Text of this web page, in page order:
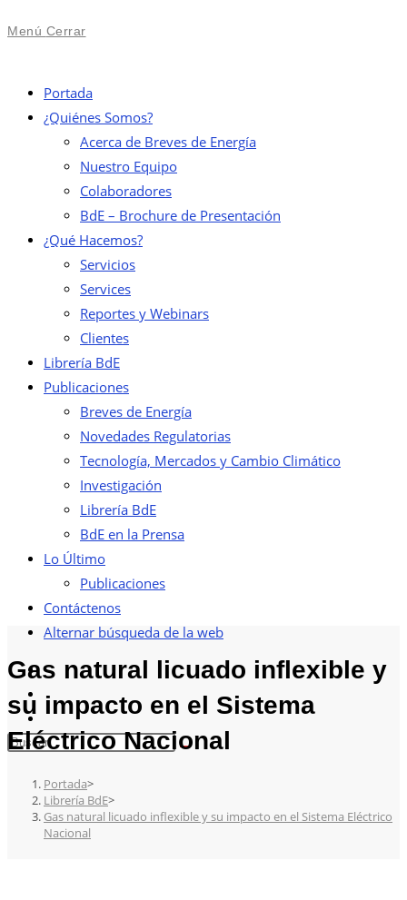
Menú Cerrar
Portada
¿Quiénes Somos?
Acerca de Breves de Energía
Nuestro Equipo
Colaboradores
BdE – Brochure de Presentación
¿Qué Hacemos?
Servicios
Services
Reportes y Webinars
Clientes
Librería BdE
Publicaciones
Breves de Energía
Novedades Regulatorias
Tecnología, Mercados y Cambio Climático
Investigación
Librería BdE
BdE en la Prensa
Lo Último
Publicaciones
Contáctenos
Alternar búsqueda de la web
Gas natural licuado inflexible y
su impacto en el Sistema
Eléctrico Nacional
Portada>
Librería BdE>
Gas natural licuado inflexible y su impacto en el Sistema Eléctrico
Nacional